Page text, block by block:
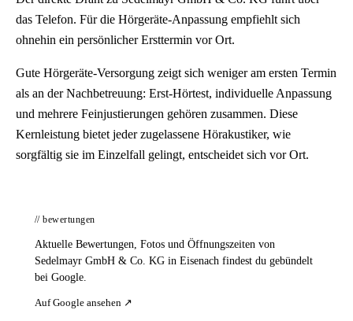
das Telefon. Für die Hörgeräte-Anpassung empfiehlt sich
ohnehin ein persönlicher Ersttermin vor Ort.
Gute Hörgeräte-Versorgung zeigt sich weniger am ersten Termin
als an der Nachbetreuung: Erst-Hörtest, individuelle Anpassung
und mehrere Feinjustierungen gehören zusammen. Diese
Kernleistung bietet jeder zugelassene Hörakustiker, wie
sorgfältig sie im Einzelfall gelingt, entscheidet sich vor Ort.
// bewertungen
Aktuelle Bewertungen, Fotos und Öffnungszeiten von
Sedelmayr GmbH & Co. KG in Eisenach findest du gebündelt
bei Google.
Auf Google ansehen ↗